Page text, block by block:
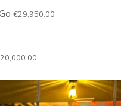
€29,950.00